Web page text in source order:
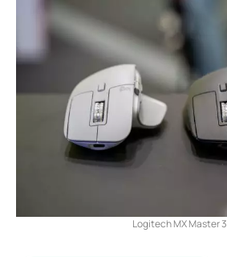
Logitech MX Master 3